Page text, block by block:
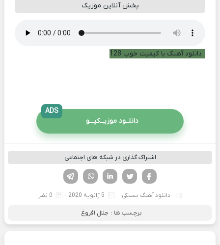
پخش آنلاین موزیک
دانلود آهنگ با کیفیت خوب 128
دانلــود موزیــکیـــو
ADS
اشتراک گذاری در شبکه های اجتماعی
لینکدین تویتر
فیسوک
دانلود آهنگ بستکی 5 ژانویه 2020 0 نظر
برچسب ها : جلال افروغ